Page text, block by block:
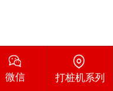
微信 打桩机系列